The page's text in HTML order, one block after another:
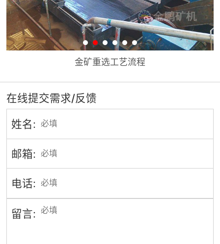
金矿重选工艺流程
在线提交需求/反馈
姓名:
邮箱:
电话:
留言: